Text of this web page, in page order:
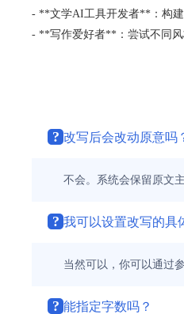
- **文学AI工具开发者**：构
- **写作爱好者**：尝试不同
? 改写后会改动原意吗
不会。系统会保留原文
? 我可以设置改写的具
当然可以，你可以通过
? 能指定字数吗？